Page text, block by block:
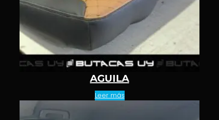
AGUILA
Leer más